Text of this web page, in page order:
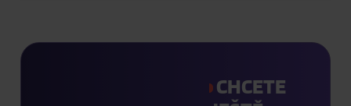
vyprodané
desku HUH!, a
novinek, které
měsíc neměly
uniknout.
CHCETE